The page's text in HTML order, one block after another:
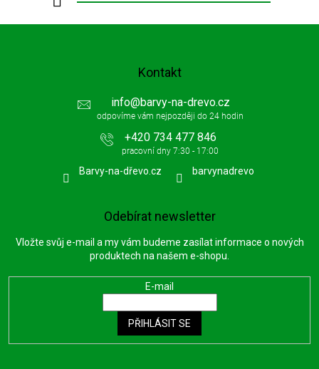
Kontakt
info@barvy-na-drevo.cz
+420 734 477 846
Barvy-na-dřevo.cz barvynadrevo
Odebírat newsletter
Vložte svůj e-mail a my vám budeme zasílat informace o nových
produktech na našem e-shopu.
E-mail
PŘIHLÁSIT SE